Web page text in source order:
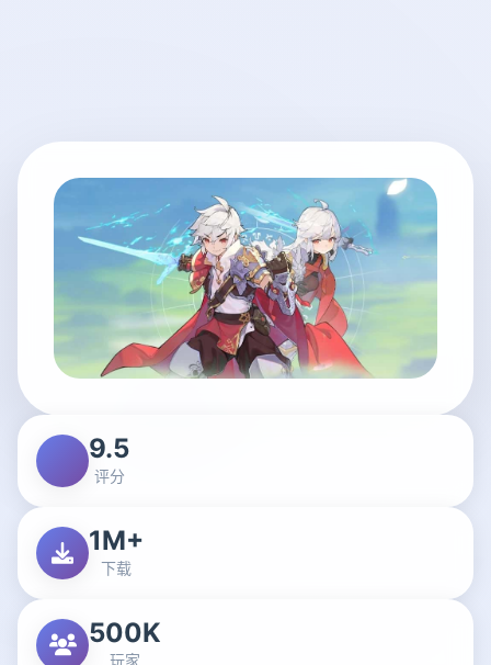
9.5
评分
1M+
下载
500K
玩家